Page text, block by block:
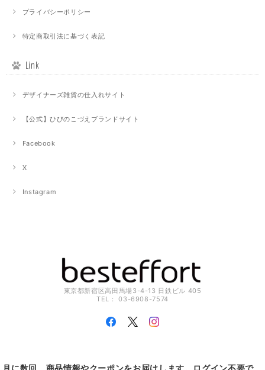
プライバシーポリシー
特定商取引法に基づく表記
Link
デザイナーズ雑貨の仕入れサイト
【公式】ひびのこづえブランドサイト
Facebook
X
Instagram
東京都新宿区高田馬場3-4-13 日鉄ビル 405
TEL： 03-6908-7574
月に数回、商品情報やクーポンをお届けします。ログイン不要で、